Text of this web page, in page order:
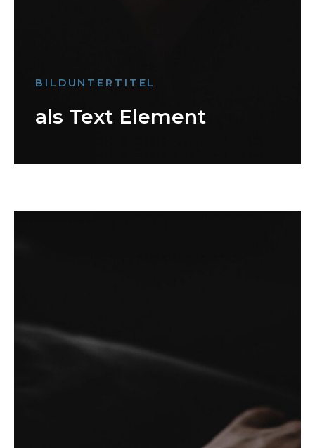
BILDUNTERTITEL
als Text Element